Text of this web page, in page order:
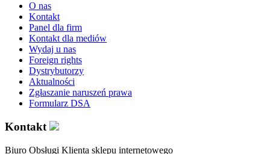
O nas
Kontakt
Panel dla firm
Kontakt dla mediów
Wydaj u nas
Foreign rights
Dystrybutorzy
Aktualności
Zgłaszanie naruszeń prawa
Formularz DSA
Kontakt
Biuro Obsługi Klienta sklepu internetowego